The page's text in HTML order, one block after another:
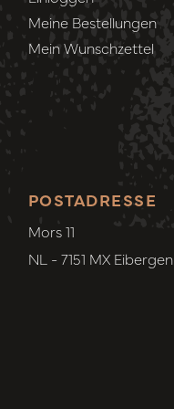
Meine Bestellungen
Mein Wunschzettel
POSTADRESSE
Mors 11
NL - 7151 MX Eibergen